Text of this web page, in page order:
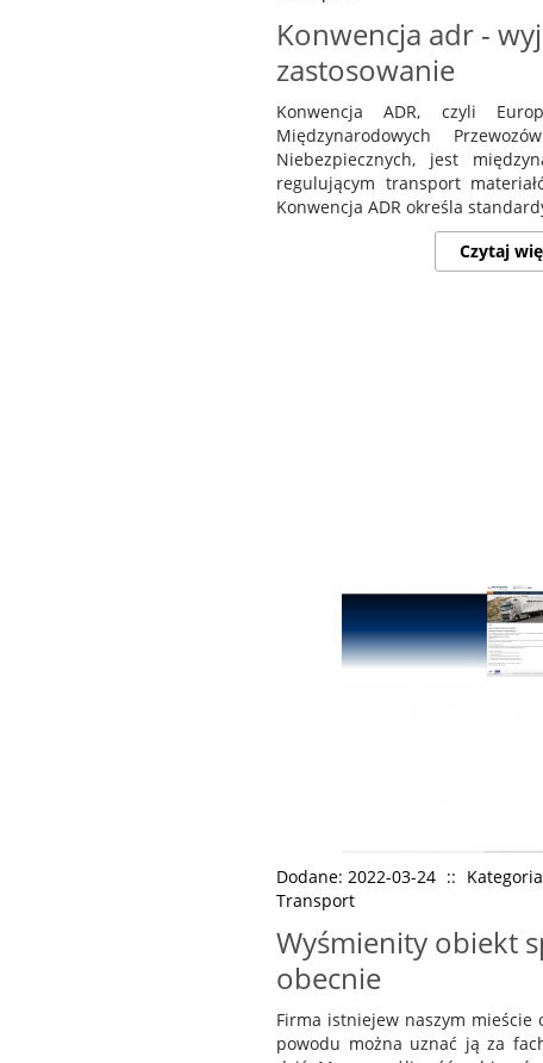
Konwencja adr -
zastosowanie
Konwencja ADR, czyli
Międzynarodowych
Niebezpiecznych, jest
regulującym transport
Konwencja ADR określa
Czytaj
Dodane: 2022-03-24 ::
Transport
Wyśmienity obiekt
obecnie
Firma istniejew naszym
powodu można uznać ją za